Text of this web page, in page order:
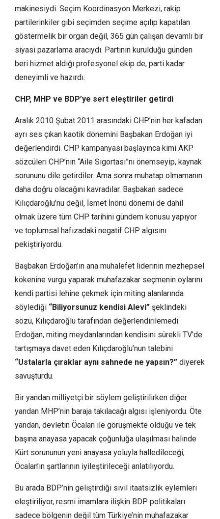
makinesiydi. Seçim Koordinasyon Merkezi, rakip
partilerinkiler gibi seçimden seçime açılıp kapatılan
göstermelik bir organ değil, 365 gün çalışan devamlı bir
siyasi pazarlama aracıydı. Partinin kurulduğu günden
beri hizmet aldığı profesyonel ekip de, parti kadar
deneyimli ve hazırdı.
CHP, MHP ve BDP’ye sert eleştiriler getirdi
Aralık 2010 Şubat 2011 arasındaki CHP’nin her kafadan
ayrı ses çıkan kaotik dönemini Başbakan Erdoğan iyi
değerlendirdi. CHP kampanyası başlayınca kimi AKP
sözcüleri CHP’nin “Aile Sigortası”nı önemseyip, kaynak
sorununu dile getirdiler. Ama sonra muhatap olmamanın
daha doğru olacağını kavradılar. Başbakan sadece
Kılıçdaroğlu’nu değil, İsmet İnönü dönemi de dahil
olmak üzere tüm CHP tarihini gündem konusu yapıyor
ve toplumsal hafızadaki negatif CHP algısını
pekiştiriyordu.
Başbakan Erdoğan’ın ana muhalefet liderinin mezhepsel
kökenine vurgu yaparak muhafazakar seçmenin oylarını
kendi partisi lehine çekmek için miting alanlarında
söylediği “Biliyorsunuz kendisi Alevi” şeklindeki
sözü, Kılıçdaroğlu tarafından değerlendirilemedi.
Erdoğan, miting meydanlarından kendisini sürekli TV’de
tartışmaya davet eden Kılıçdaroğlu’nun talebini
“Ustalarla çıraklar aynı sahnede ne yapsın?” diyerek
savuşturdu.
Bir yandan milliyetçi bir söylem geliştirilirken diğer
yandan MHP’nin baraja takılacağı algısı işleniyordu. Öte
yandan, devletin Öcalan ile görüşmekte olduğu ve tek
başına anayasa yapacak çoğunluğa ulaşılması halinde
Kürt sorununun yeni anayasa yoluyla halledileceği,
Öcalan’ın şartlarının iyileştirileceği anlatılıyordu.
Bu arada BDP’nin geliştirdiği sivil itaatsizlik eylemleri
eleştiriliyor, resmi imamlara ilişkin BDP politikaları
sadece bölgenin değil tüm Türkiye’nin muhafazakar